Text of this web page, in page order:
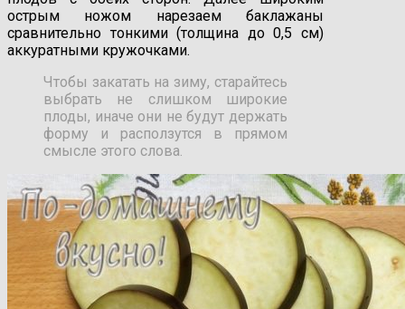
острым ножом нарезаем баклажаны
сравнительно тонкими (толщина до 0,5 см)
аккуратными кружочками.
Чтобы закатать на зиму, старайтесь
выбрать не слишком широкие
плоды, иначе они не будут держать
форму и расползутся в прямом
смысле этого слова.